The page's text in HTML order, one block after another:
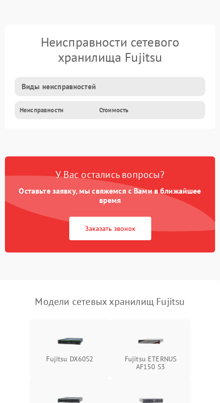
Неисправности сетевого
хранилища Fujitsu
Виды неисправностей
Неисправности Стоимость
У Вас остались вопросы?
Оставьте заявку, мы свяжемся с Вами в ближайшее
время
Заказать звонок
Модели сетевых хранилищ Fujitsu
Fujitsu DX60S2
Fujitsu ETERNUS
AF150 S3